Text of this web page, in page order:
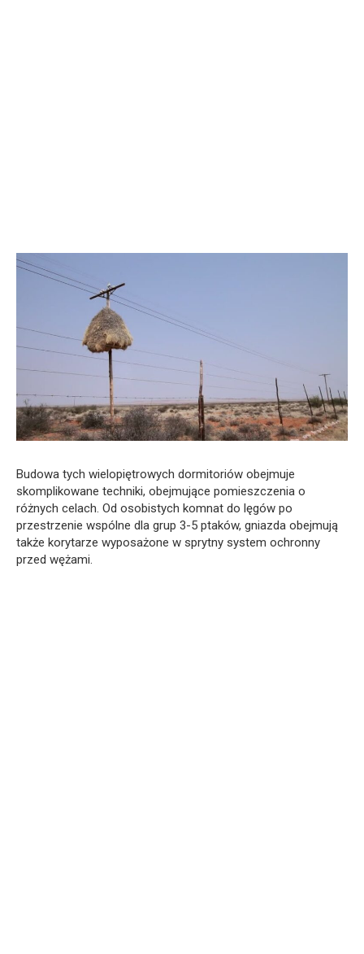
Budowa tych wielopiętrowych dormitoriów obejmuje
skomplikowane techniki, obejmujące pomieszczenia o
różnych celach. Od osobistych komnat do lęgów po
przestrzenie wspólne dla grup 3-5 ptaków, gniazda obejmują
także korytarze wyposażone w sprytny system ochronny
przed wężami.